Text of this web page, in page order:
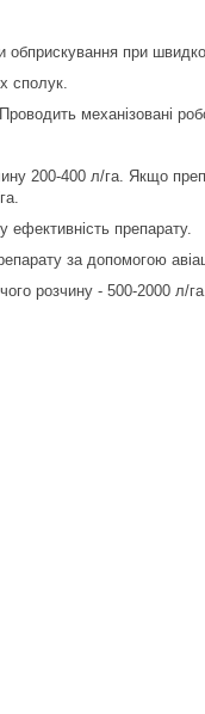
обприскування при
сполук.
механізовані
200-400 л/га. Якщо
ефективність препарату.
за допомогою
розчину - 500-2000 л/